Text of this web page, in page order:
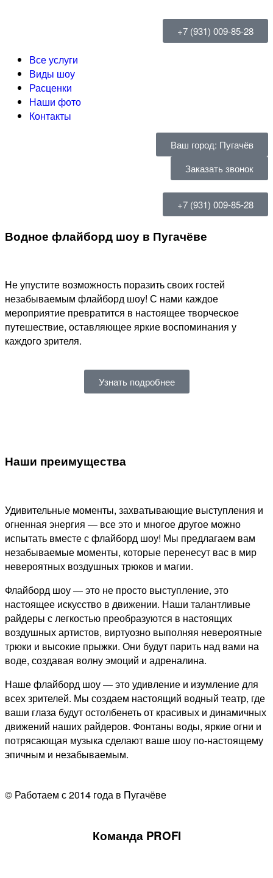
+7 (931) 009-85-28
Все услуги
Виды шоу
Расценки
Наши фото
Контакты
Ваш город: Пугачёв
Заказать звонок
+7 (931) 009-85-28
Водное флайборд шоу в Пугачёве
Не упустите возможность поразить своих гостей
незабываемым флайборд шоу! С нами каждое
мероприятие превратится в настоящее творческое
путешествие, оставляющее яркие воспоминания у
каждого зрителя.
Узнать подробнее
Наши преимущества
Удивительные моменты, захватывающие выступления и
огненная энергия — все это и многое другое можно
испытать вместе с флайборд шоу! Мы предлагаем вам
незабываемые моменты, которые перенесут вас в мир
невероятных воздушных трюков и магии.
Флайборд шоу — это не просто выступление, это
настоящее искусство в движении. Наши талантливые
райдеры с легкостью преобразуются в настоящих
воздушных артистов, виртуозно выполняя невероятные
трюки и высокие прыжки. Они будут парить над вами на
воде, создавая волну эмоций и адреналина.
Наше флайборд шоу — это удивление и изумление для
всех зрителей. Мы создаем настоящий водный театр, где
ваши глаза будут остолбенеть от красивых и динамичных
движений наших райдеров. Фонтаны воды, яркие огни и
потрясающая музыка сделают ваше шоу по-настоящему
эпичным и незабываемым.
© Работаем с 2014 года в Пугачёве
Команда PROFI